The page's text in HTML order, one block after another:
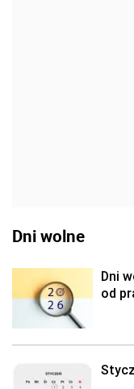
Dni wolne
Dni
od